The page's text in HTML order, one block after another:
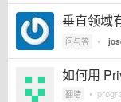
垂直领域
问与答 •
如何用
翻墙 •